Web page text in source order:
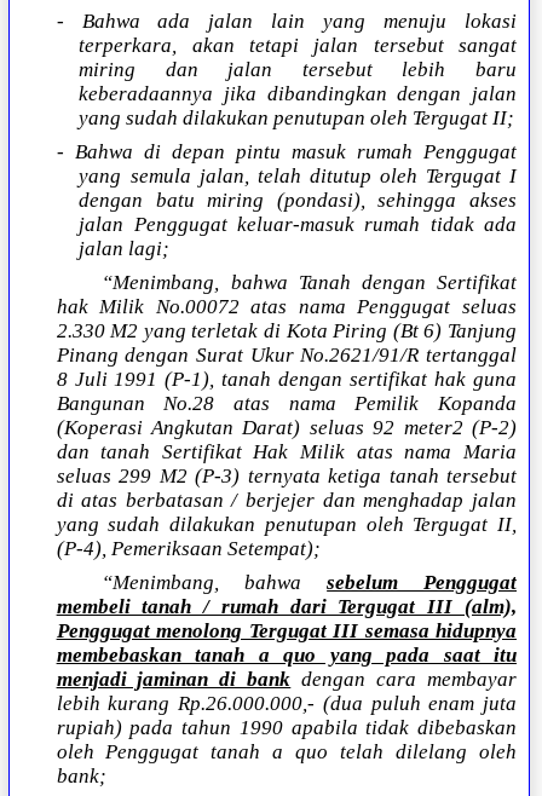
- Bahwa ada jalan lain yang menuju lokasi
terperkara, akan tetapi jalan tersebut sangat
miring dan jalan tersebut lebih baru
keberadaannya jika dibandingkan dengan jalan
yang sudah dilakukan penutupan oleh Tergugat II;
- Bahwa di depan pintu masuk rumah Penggugat
yang semula jalan, telah ditutup oleh Tergugat I
dengan batu miring (pondasi), sehingga akses
jalan Penggugat keluar-masuk rumah tidak ada
jalan lagi;
“Menimbang, bahwa Tanah dengan Sertifikat
hak Milik No.00072 atas nama Penggugat seluas
2.330 M2 yang terletak di Kota Piring (Bt 6) Tanjung
Pinang dengan Surat Ukur No.2621/91/R tertanggal
8 Juli 1991 (P-1), tanah dengan sertifikat hak guna
Bangunan No.28 atas nama Pemilik Kopanda
(Koperasi Angkutan Darat) seluas 92 meter2 (P-2)
dan tanah Sertifikat Hak Milik atas nama Maria
seluas 299 M2 (P-3) ternyata ketiga tanah tersebut
di atas berbatasan / berjejer dan menghadap jalan
yang sudah dilakukan penutupan oleh Tergugat II,
(P-4), Pemeriksaan Setempat);
“Menimbang, bahwasebelum Penggugat
membeli tanah / rumah dari Tergugat III (alm),
Penggugat menolong Tergugat III semasa hidupnya
membebaskan tanah a quo yang pada saat itu
menjadi jaminan di bank dengan cara membayar
lebih kurang Rp.26.000.000,- (dua puluh enam juta
rupiah) pada tahun 1990 apabila tidak dibebaskan
oleh Penggugat tanah a quo telah dilelang oleh
bank;